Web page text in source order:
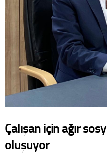
Çalışan için ağır
oluşuyor